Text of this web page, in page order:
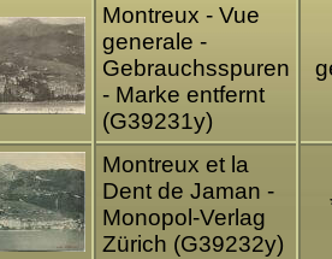
Montreux - Vue
generale -
Gebrauchsspuren
- Marke entfernt
(G39231y)
Montreux et la
Dent de Jaman -
Monopol-Verlag
Zürich (G39232y)